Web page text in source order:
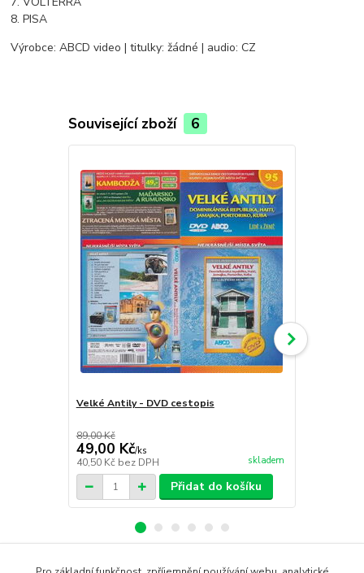
8. PISA
Výrobce: ABCD video | titulky: žádné | audio: CZ
Související zboží 6
Velké Antily - DVD cestopis
89,00 Kč
49,00 Kč/ks
40,50 Kč bez DPH skladem
Přidat do košíku